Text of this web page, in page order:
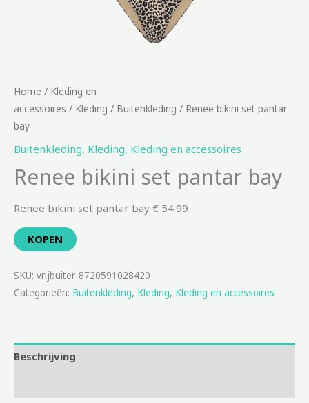
Home / Kleding en
accessoires / Kleding / Buitenkleding / Renee bikini set pantar
bay
Buitenkleding, Kleding, Kleding en accessoires
Renee bikini set pantar bay
Renee bikini set pantar bay € 54.99
KOPEN
SKU: vrijbuiter-8720591028420
Categorieën: Buitenkleding, Kleding, Kleding en accessoires
Beschrijving